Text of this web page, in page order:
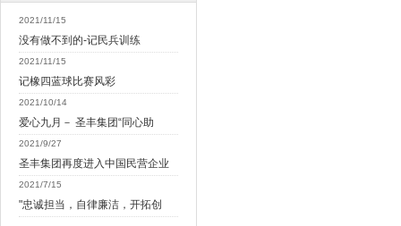
2021/11/15
没有做不到的-记民兵训练
2021/11/15
记橡四蓝球比赛风彩
2021/10/14
爱心九月－ 圣丰集团“同心助
2021/9/27
圣丰集团再度进入中国民营企业
2021/7/15
"忠诚担当，自律廉洁，开拓创